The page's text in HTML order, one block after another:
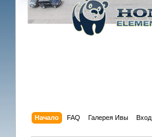
Начало FAQ Галерея Ивы Вход